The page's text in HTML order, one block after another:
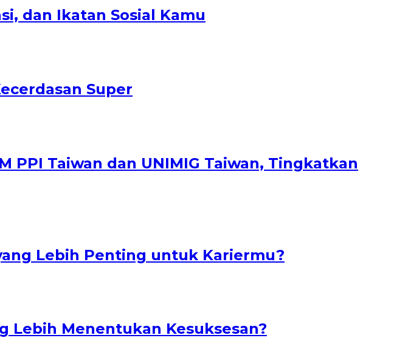
dan Ikatan Sosial Kamu
Super
PPI Taiwan dan UNIMIG Taiwan, Tingkatkan
Lebih Penting untuk Kariermu?
Lebih Menentukan Kesuksesan?